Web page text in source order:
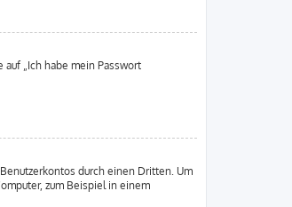
„Ich habe mein Passwort
durch einen Dritten. Um
zum Beispiel in einem